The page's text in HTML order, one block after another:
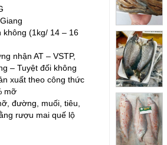
không (1kg/ 14 – 16
nhận AT – VSTP,
– Tuyệt đối không
xuất theo công thức
mỡ
đường, muối, tiêu,
rượu mai quế lộ